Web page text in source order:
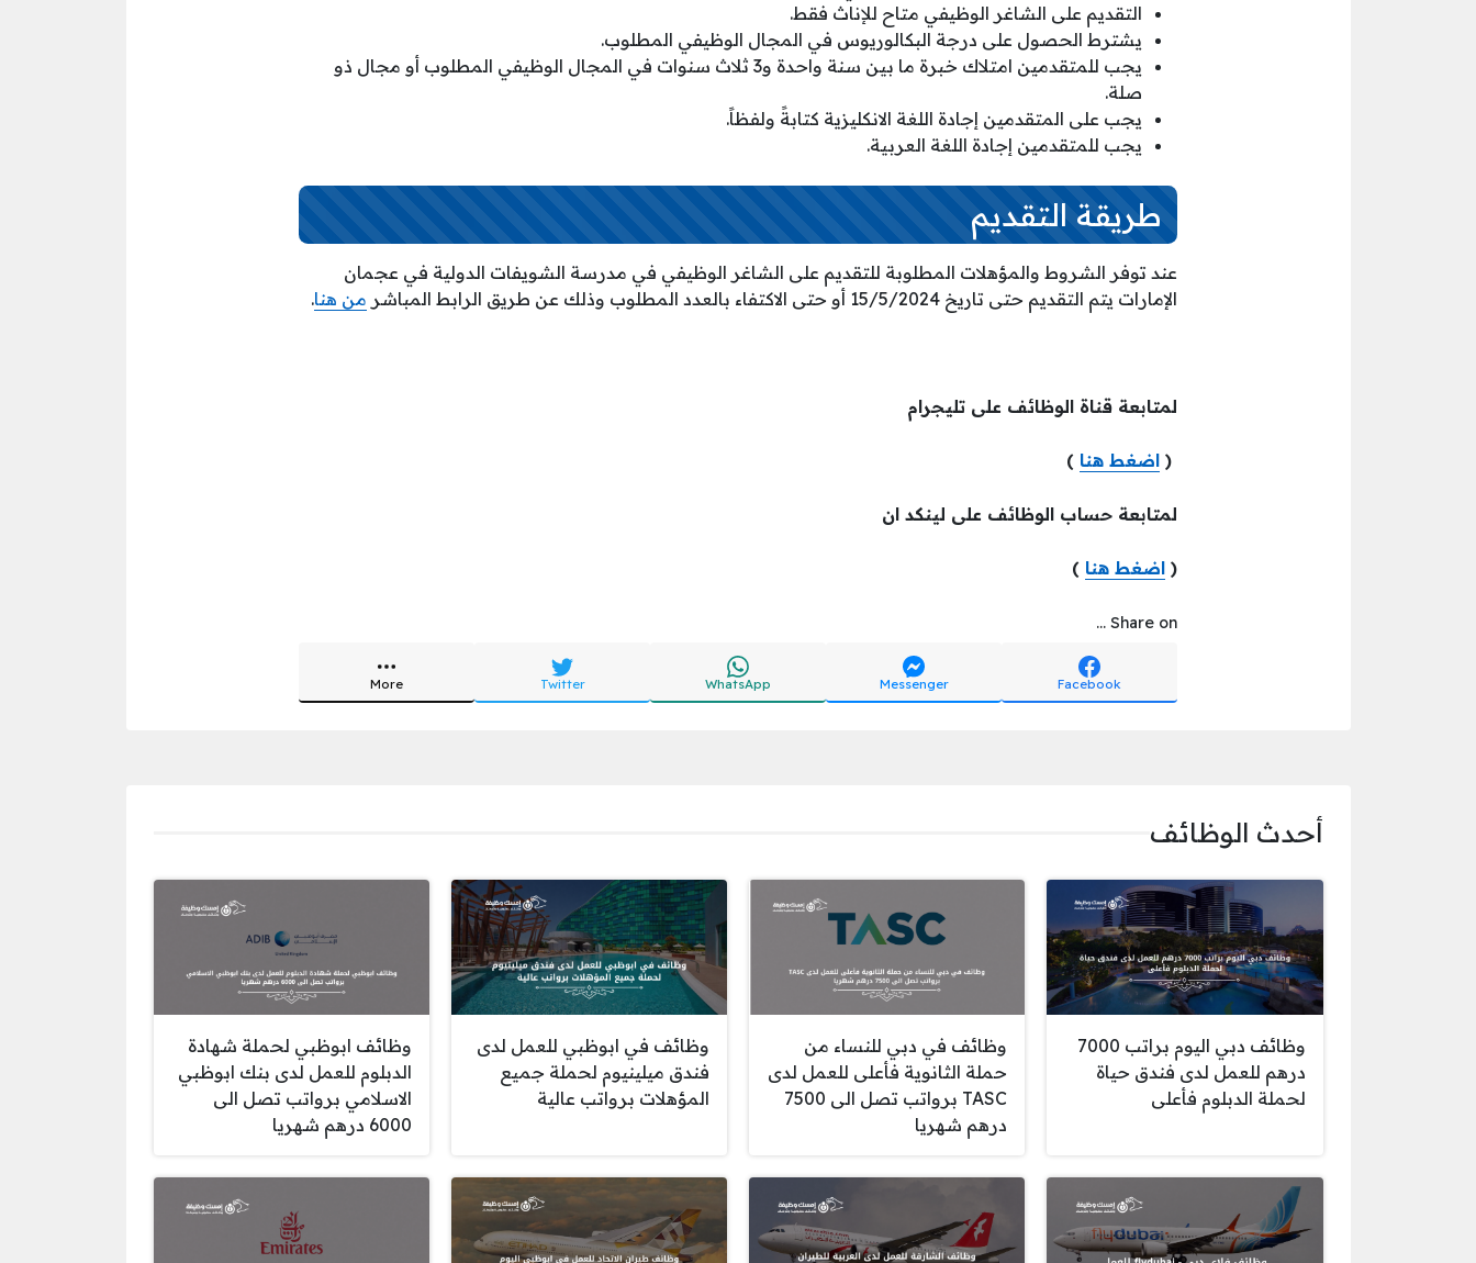
التقديم على الشاغر الوظيفي متاح للإناث فقط.
يشترط الحصول على درجة البكالوريوس في المجال الوظيفي المطلوب.
يجب للمتقدمين امتلاك خبرة ما بين سنة واحدة و3 ثلاث سنوات في المجال الوظيفي المطلوب أو مجال ذو
صلة.
يجب على المتقدمين إجادة اللغة الانكليزية كتابةً ولفظاً.
يجب للمتقدمين إجادة اللغة العربية.
طريقة التقديم
عند توفر الشروط والمؤهلات المطلوبة للتقديم على الشاغر الوظيفي في مدرسة الشويفات الدولية في عجمان
الإمارات يتم التقديم حتى تاريخ 15/5/2024 أو حتى الاكتفاء بالعدد المطلوب وذلك عن طريق الرابط المباشر
من هنا.
لمتابعة قناة الوظائف على تليجرام
( اضغط هنا )
لمتابعة حساب الوظائف على لينكد ان
( اضغط هنا )
Share on ...
Facebook
Messenger
WhatsApp
Twitter
More
أحدث الوظائف
وظائف دبي اليوم براتب 7000
درهم للعمل لدى فندق حياة
لحملة الدبلوم فأعلى
وظائف في دبي للنساء من
حملة الثانوية فأعلى للعمل لدى
TASC برواتب تصل الى 7500
درهم شهريا
وظائف في ابوظبي للعمل لدى
فندق ميلينيوم لحملة جميع
المؤهلات برواتب عالية
وظائف ابوظبي لحملة شهادة
الدبلوم للعمل لدى بنك ابوظبي
الاسلامي برواتب تصل الى
6000 درهم شهريا